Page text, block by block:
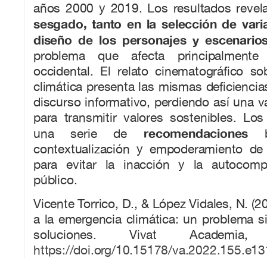
años 2000 y 2019. Los resultados
sesgado, tanto en la selección de
diseño de los personajes y
problema que afecta
occidental. El relato cinematográfico
climática presenta las mismas
discurso informativo, perdiendo así una
para transmitir valores sostenibles.
una serie de recomendaciones
contextualización y empoderamiento
para evitar la inacción y la
público.
Vicente Torrico, D., & López Vidales, N.
a la emergencia climática: un problema
soluciones. Vivat
https://doi.org/10.15178/